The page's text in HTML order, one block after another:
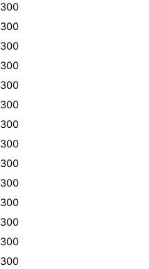
300
300
300
300
300
300
300
300
300
300
300
300
300
300